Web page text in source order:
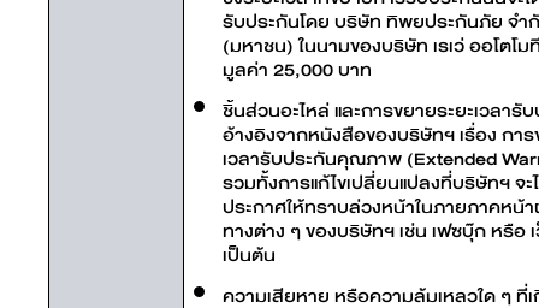
รับประกันโดย บริษัท ทิพยประกันภัย จำ
(มหาชน) ในนามของบริษัท เรเว่ ออโตโ
มูลค่า 25,000 บาท
ชิ้นส่วนอะไหล่ และการขยายระยะเวลารั
อ้างอิงจากหนังสือของบริษัทฯ เรื่อง กา
เวลารับประกันคุณภาพ (Extended
รวมทั้งการแก้ไขเปลี่ยนแปลงที่บริษัทฯ จะ
ประกาศให้ทราบล่วงหน้าในภายภาคหน้
ทางต่าง ๆ ของบริษัทฯ เช่น เฟซบุ๊ก หรือ
เป็นต้น
ความเสียหาย หรือความล้มเหลวใด ๆ ที่